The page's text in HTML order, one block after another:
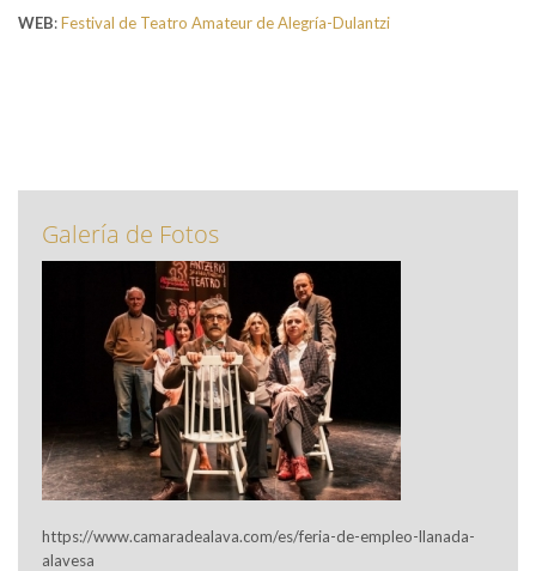
WEB:Festival de Teatro Amateur de Alegría-Dulantzi
Galería de Fotos
https://www.camaradealava.com/es/feria-de-empleo-llanada-
alavesa